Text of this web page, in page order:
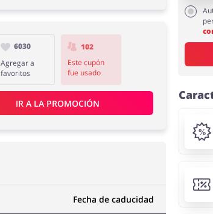
6030
Agregar a
favoritos
102
Este cupón
fue usado
IR A LA PROMOCIÓN
Fecha de caducidad